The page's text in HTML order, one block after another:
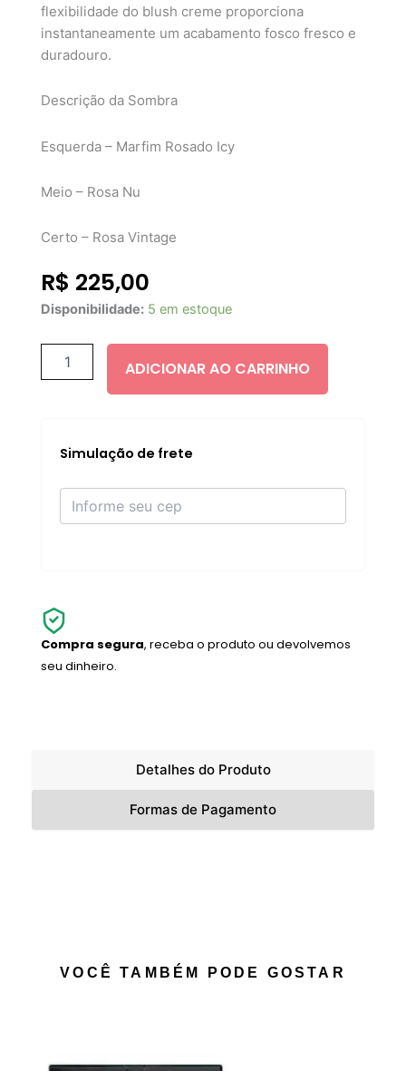
flexibilidade do blush creme proporciona
instantaneamente um acabamento fosco fresco e
duradouro.
Descrição da Sombra
Esquerda – Marfim Rosado Icy
Meio – Rosa Nu
Certo – Rosa Vintage
R$ 225,00
Disponibilidade: 5 em estoque
NATASHA
My
Dream
ADICIONAR AO CARRINHO
Simulação de frete
Compra segura, receba o produto ou devolvemos
seu dinheiro.
Detalhes do Produto
Formas de Pagamento
VOCÊ TAMBÉM PODE GOSTAR